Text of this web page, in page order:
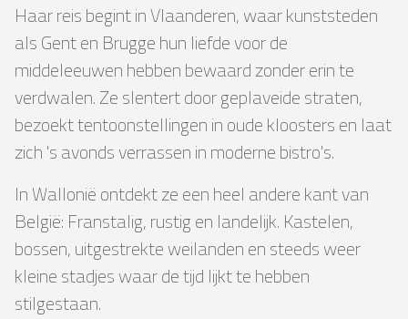
Haar reis begint in Vlaanderen, waar kunststeden
als Gent en Brugge hun liefde voor de
middeleeuwen hebben bewaard zonder erin te
verdwalen. Ze slentert door geplaveide straten,
bezoekt tentoonstellingen in oude kloosters en laat
zich 's avonds verrassen in moderne bistro's.
In Wallonië ontdekt ze een heel andere kant van
België: Franstalig, rustig en landelijk. Kastelen,
bossen, uitgestrekte weilanden en steeds weer
kleine stadjes waar de tijd lijkt te hebben
stilgestaan.